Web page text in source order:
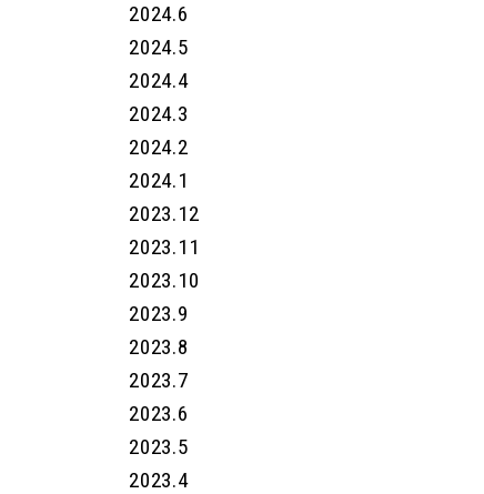
2024.6
2024.5
2024.4
2024.3
2024.2
2024.1
2023.12
2023.11
2023.10
2023.9
2023.8
2023.7
2023.6
2023.5
2023.4